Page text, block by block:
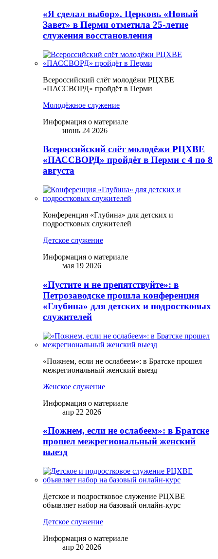
«Я сделал выбор». Церковь «Новый
Завет» в Перми отметила 25-летие
служения восстановления
Всероссийский слёт молодёжи РЦХВЕ
«ПАССВОРД» пройдёт в Перми
Молодёжное служение
Информация о материале
июнь 24 2026
Всероссийский слёт молодёжи РЦХВЕ
«ПАССВОРД» пройдёт в Перми с 4 по 8
августа
Конференция «Глубина» для детских и
подростковых служителей
Детское служение
Информация о материале
мая 19 2026
«Пустите и не препятствуйте»: в
Петрозаводске прошла конференция
«Глубина» для детских и подростковых
служителей
«Пожнем, если не ослабеем»: в Братске прошел
межрегиональный женский выезд
Женское служение
Информация о материале
апр 22 2026
«Пожнем, если не ослабеем»: в Братске
прошел межрегиональный женский
выезд
Детское и подростковое служение РЦХВЕ
объявляет набор на базовый онлайн-курс
Детское служение
Информация о материале
апр 20 2026